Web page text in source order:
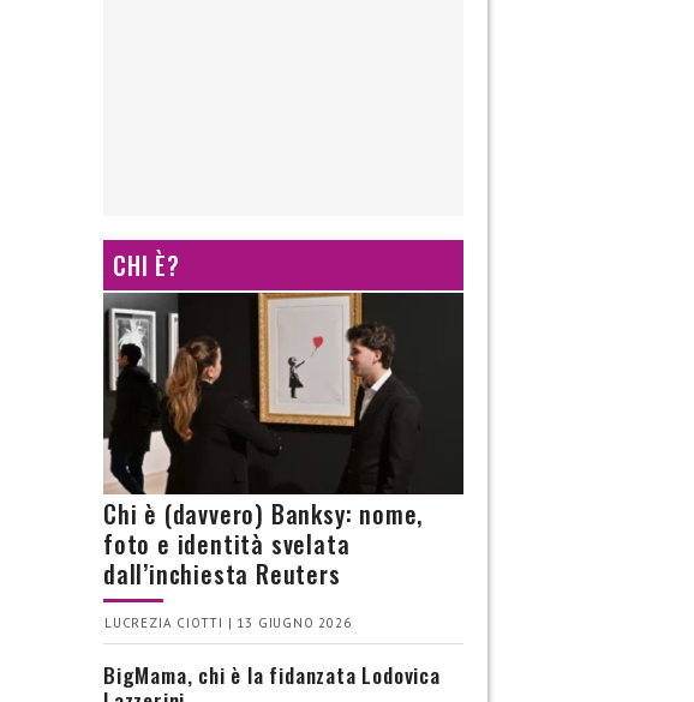
CHI È?
Chi è (davvero) Banksy: nome,
foto e identità svelata
dall’inchiesta Reuters
LUCREZIA CIOTTI | 13 GIUGNO 2026
BigMama, chi è la fidanzata Lodovica